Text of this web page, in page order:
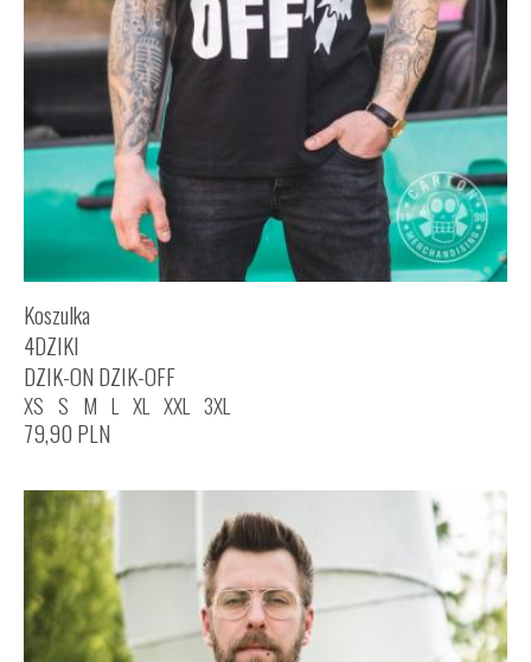
Koszulka
4DZIKI
DZIK-ON DZIK-OFF
XS S M L XL XXL 3XL
79,90 PLN